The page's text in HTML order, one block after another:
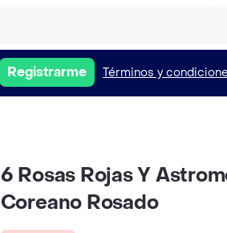
Registrarme Términos y
6 Rosas Rojas Y
Coreano Rosado